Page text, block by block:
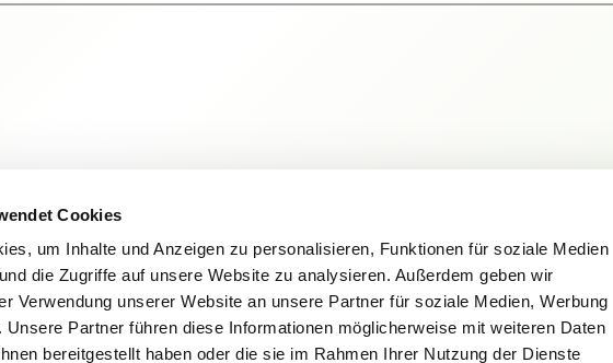
Cookies
um Inhalte und Anzeigen zu personalisieren, Funktionen für soziale Medien
die Zugriffe auf unsere Website zu analysieren. Außerdem geben wir
Verwendung unserer Website an unsere Partner für soziale Medien, Werbung
Unsere Partner führen diese Informationen möglicherweise mit weiteren Daten
bereitgestellt haben oder die sie im Rahmen Ihrer Nutzung der Dienste